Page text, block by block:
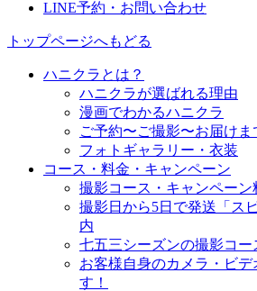
LINE予約・お問い合わせ
トップページへもどる
ハニクラとは？
ハニクラが選ばれる理由
漫画でわかるハニクラ
ご予約〜ご撮影〜お届けま
フォトギャラリー・衣装
コース・料金・キャンペーン
撮影コース・キャンペーン
撮影日から5日で発送「ス
内
七五三シーズンの撮影コー
お客様自身のカメラ・ビ
す！